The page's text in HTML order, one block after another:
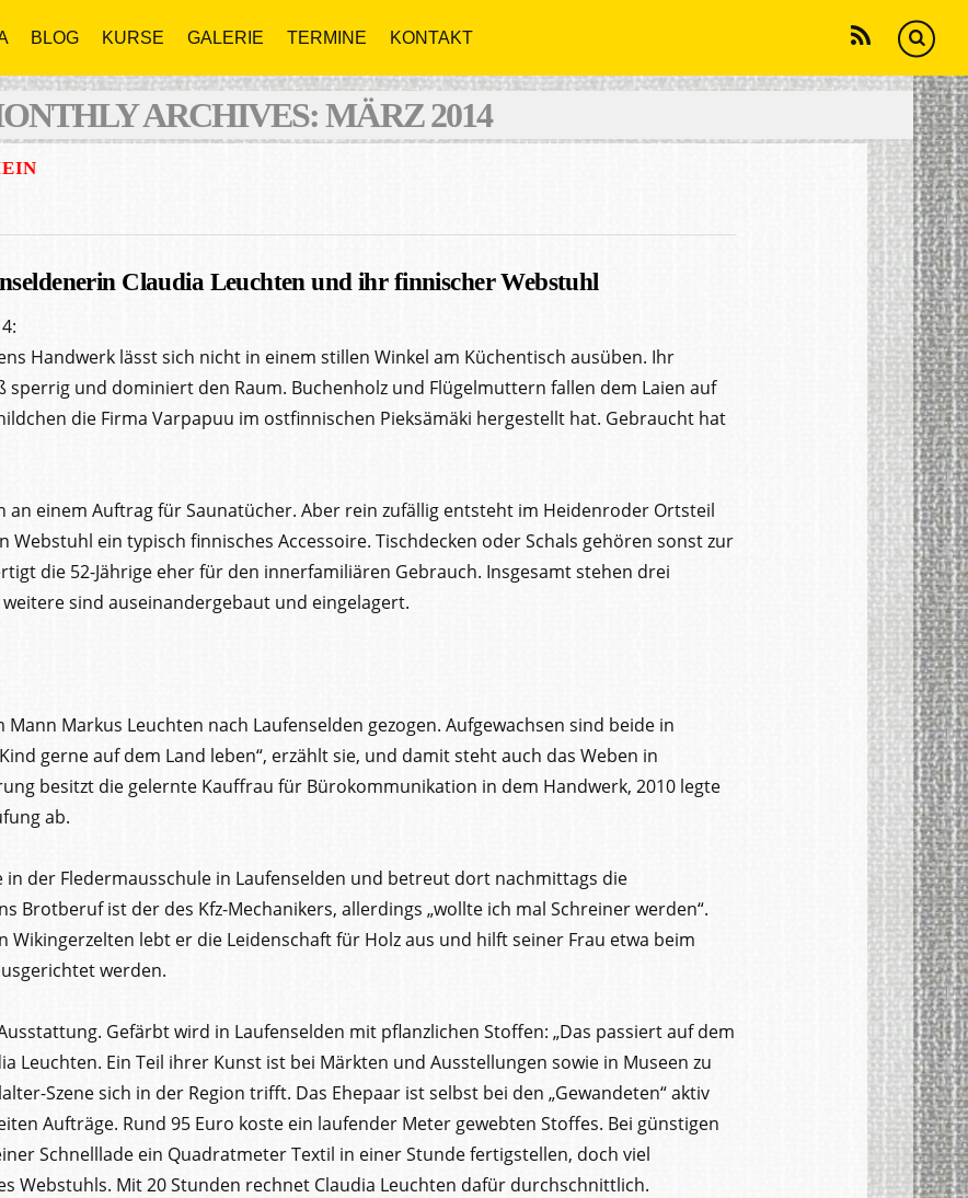
RSS
BLOG KURSE GALERIE TERMINE KONTAKT
ARCHIVES: MÄRZ 2014
Claudia Leuchten und ihr finnischer Webstuhl
Handwerk lässt sich nicht in einem stillen Winkel am Küchentisch ausüben. Ihr
und dominiert den Raum. Buchenholz und Flügelmuttern fallen dem Laien auf
die Firma Varpapuu im ostfinnischen Pieksämäki hergestellt hat. Gebraucht hat
an einem Auftrag für Saunatücher. Aber rein zufällig entsteht im Heidenroder Ortsteil
Webstuhl ein typisch finnisches Accessoire. Tischdecken oder Schals gehören sonst zur
die 52-Jährige eher für den innerfamiliären Gebrauch. Insgesamt stehen drei
sind auseinandergebaut und eingelagert.
Mann Markus Leuchten nach Laufenselden gezogen. Aufgewachsen sind beide in
gerne auf dem Land leben“, erzählt sie, und damit steht auch das Weben in
besitzt die gelernte Kauffrau für Bürokommunikation in dem Handwerk, 2010 legte
ab.
der Fledermausschule in Laufenselden und betreut dort nachmittags die
Brotberuf ist der des Kfz-Mechanikers, allerdings „wollte ich mal Schreiner werden“.
Wikingerzelten lebt er die Leidenschaft für Holz aus und hilft seiner Frau etwa beim
werden.
Gefärbt wird in Laufenselden mit pflanzlichen Stoffen: „Das passiert auf dem
Leuchten. Ein Teil ihrer Kunst ist bei Märkten und Ausstellungen sowie in Museen zu
Szene sich in der Region trifft. Das Ehepaar ist selbst bei den „Gewandeten“ aktiv
Aufträge. Rund 95 Euro koste ein laufender Meter gewebten Stoffes. Bei günstigen
Schnelllade ein Quadratmeter Textil in einer Stunde fertigstellen, doch viel
Webstuhls. Mit 20 Stunden rechnet Claudia Leuchten dafür durchschnittlich.